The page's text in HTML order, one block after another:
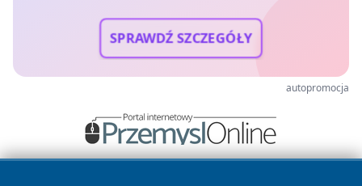
SPRAWDŹ SZCZEGÓŁY
autopromocja